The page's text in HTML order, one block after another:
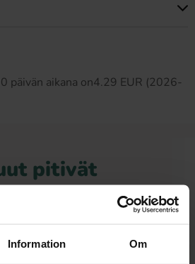
Information Om
päivän aikana on4.29 EUR (2026-
pitivät